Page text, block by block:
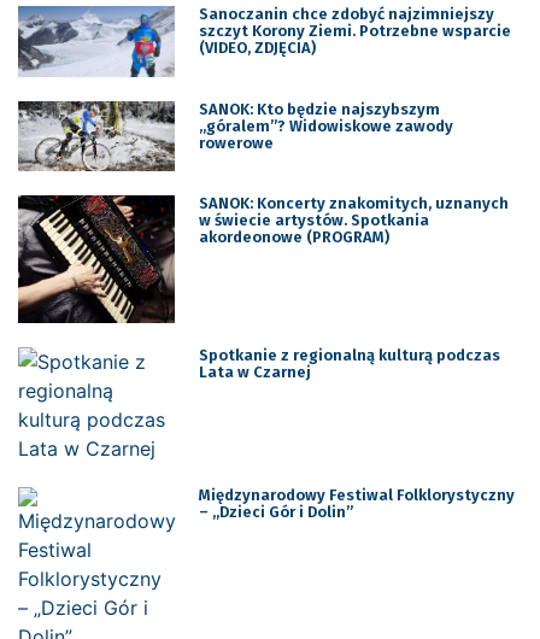
Sanoczanin chce zdobyć najzimniejszy
szczyt Korony Ziemi. Potrzebne wsparcie
(VIDEO, ZDJĘCIA)
SANOK: Kto będzie najszybszym
„góralem”? Widowiskowe zawody
rowerowe
SANOK: Koncerty znakomitych, uznanych
w świecie artystów. Spotkania
akordeonowe (PROGRAM)
Spotkanie z regionalną kulturą podczas
Lata w Czarnej
Międzynarodowy Festiwal Folklorystyczny
– „Dzieci Gór i Dolin”